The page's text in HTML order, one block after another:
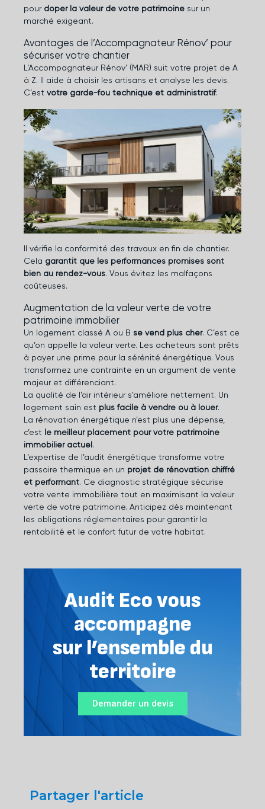
pour doper la valeur de votre patrimoine sur un
marché exigeant.
Avantages de l’Accompagnateur Rénov’ pour
sécuriser votre chantier
L’Accompagnateur Rénov’ (MAR) suit votre projet de A
à Z. Il aide à choisir les artisans et analyse les devis.
C’est votre garde-fou technique et administratif.
Il vérifie la conformité des travaux en fin de chantier.
Cela garantit que les performances promises sont
bien au rendez-vous. Vous évitez les malfaçons
coûteuses.
Augmentation de la valeur verte de votre
patrimoine immobilier
Un logement classé A ou B se vend plus cher. C’est ce
qu’on appelle la valeur verte. Les acheteurs sont prêts
à payer une prime pour la sérénité énergétique. Vous
transformez une contrainte en un argument de vente
majeur et différenciant.
La qualité de l’air intérieur s’améliore nettement. Un
logement sain est plus facile à vendre ou à louer.
La rénovation énergétique n’est plus une dépense,
c’est
le meilleur placement pour votre patrimoine
immobilier actuel .
L’expertise de l’audit énergétique transforme votre
passoire thermique en un projet de rénovation chiffré
et performant. Ce diagnostic stratégique sécurise
votre vente immobilière tout en maximisant la valeur
verte de votre patrimoine. Anticipez dès maintenant
les obligations réglementaires pour garantir la
rentabilité et le confort futur de votre habitat.
Audit Eco vous
accompagne
sur l’ensemble du
territoire
Demander un devis
Partager l'article